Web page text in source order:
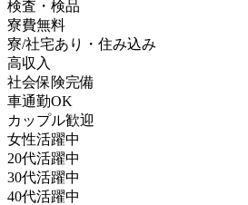
検査・検品
寮費無料
寮/社宅あり・住み込み
高収入
社会保険完備
車通勤OK
カップル歓迎
女性活躍中
20代活躍中
30代活躍中
40代活躍中